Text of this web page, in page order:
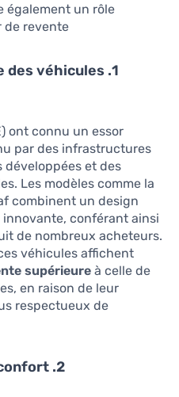
également un rôle
revente.
des véhicules
ont connu un essor
par des infrastructures
développées et des
Les modèles comme la
combinent un design
conférant ainsi
de nombreux acheteurs.
véhicules affichent
supérieure à celle de
en raison de leur
respectueux de
2. Le design interne et le confort